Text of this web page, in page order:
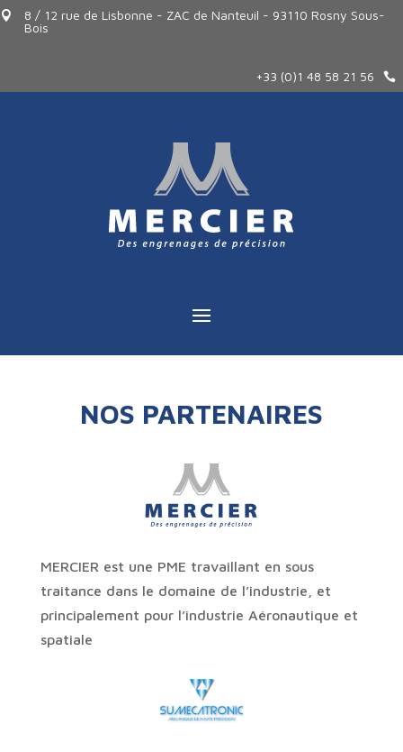

8 / 12 rue de Lisbonne - ZAC de Nanteuil - 93110 Rosny Sous-
Bois

+33 (0)1 48 58 21 56
NOS PARTENAIRES
MERCIER est une PME travaillant en sous
traitance dans le domaine de l’industrie, et
principalement pour l’industrie Aéronautique et
spatiale